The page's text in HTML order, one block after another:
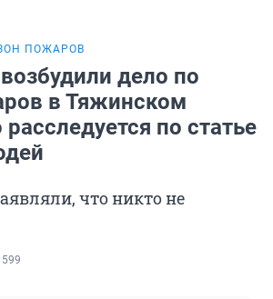
ПОЖАРОВ
дело по
в Тяжинском
по статье
что никто не